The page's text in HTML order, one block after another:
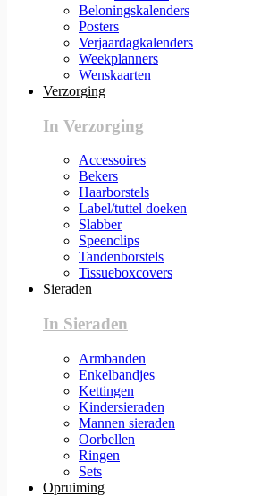
Beloningskalenders
Posters
Verjaardagkalenders
Weekplanners
Wenskaarten
Verzorging
In Verzorging
Accessoires
Bekers
Haarborstels
Label/tuttel doeken
Slabber
Speenclips
Tandenborstels
Tissueboxcovers
Sieraden
In Sieraden
Armbanden
Enkelbandjes
Kettingen
Kindersieraden
Mannen sieraden
Oorbellen
Ringen
Sets
Opruiming